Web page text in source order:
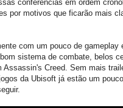
conferências em ordem
por motivos que ficarão mais
com um pouco de gameplay
sistema de combate, belos
Assassin's Creed. Sem mais
da Ubisoft já estão um pouco